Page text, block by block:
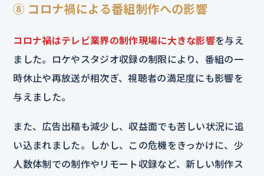
⑧ コロナ禍による番組制作への影響
コロナ禍はテレビ業界の制作現場に大きな影響を与え
ました。ロケやスタジオ収録の制限により、番組の一
時休止や再放送が相次ぎ、視聴者の満足度にも影響を
与えました。
また、広告出稿も減少し、収益面でも苦しい状況に追
い込まれました。しかし、この危機をきっかけに、少
人数体制での制作やリモート収録など、新しい制作ス